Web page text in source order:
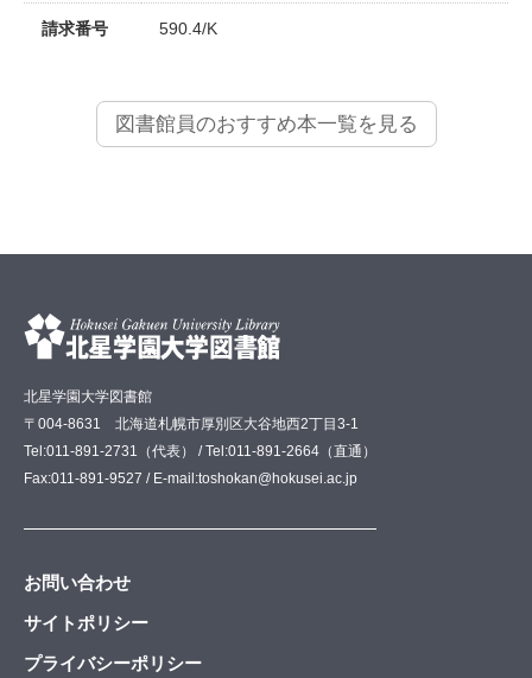
請求番号 590.4/K
図書館員のおすすめ本一覧を見る
北星学園大学図書館
〒004-8631 北海道札幌市厚別区大谷地西2丁目3-1
Tel:011-891-2731（代表） / Tel:011-891-2664（直通）
Fax:011-891-9527 / E-mail:toshokan@hokusei.ac.jp
お問い合わせ
サイトポリシー
プライバシーポリシー